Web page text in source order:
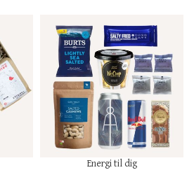
Energi til dig